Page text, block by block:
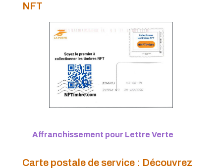
PàP - Mars 2020
PàP - Février 2020
PàP - Janvier 2020
NFT
Affranchissement pour Lettre Verte
Carte postale de service : Découvrez